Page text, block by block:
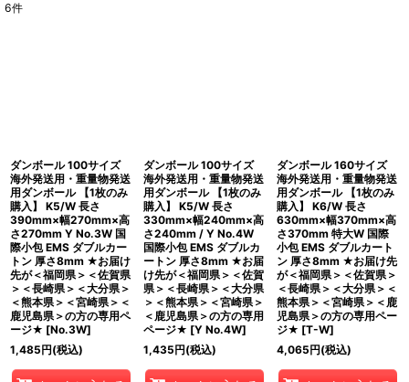
6件
ダンボール 100サイズ
海外発送用・重量物発送
用ダンボール 【1枚のみ
購入】 K5/W 長さ
390mm×幅270mm×高
さ270mm Y No.3W 国
際小包 EMS ダブルカー
トン 厚さ8mm ★お届け
先が＜福岡県＞＜佐賀県
＞＜長崎県＞＜大分県＞
＜熊本県＞＜宮崎県＞＜
鹿児島県＞の方の専用ペ
ージ★ [No.3W]
1,485円(税込)
ダンボール 100サイズ
海外発送用・重量物発送
用ダンボール 【1枚のみ
購入】 K5/W 長さ
330mm×幅240mm×高
さ240mm / Y No.4W
国際小包 EMS ダブルカ
ートン 厚さ8mm ★お届
け先が＜福岡県＞＜佐賀
県＞＜長崎県＞＜大分県
＞＜熊本県＞＜宮崎県＞
＜鹿児島県＞の方の専用
ページ★ [Y No.4W]
1,435円(税込)
ダンボール 160サイズ
海外発送用・重量物発送
用ダンボール 【1枚のみ
購入】 K6/W 長さ
630mm×幅370mm×高
さ370mm 特大W 国際
小包 EMS ダブルカート
ン 厚さ8mm ★お届け先
が＜福岡県＞＜佐賀県＞
＜長崎県＞＜大分県＞＜
熊本県＞＜宮崎県＞＜鹿
児島県＞の方の専用ペー
ジ★ [T-W]
4,065円(税込)